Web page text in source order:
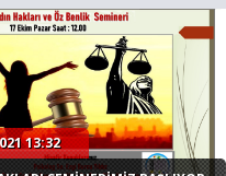
13:32